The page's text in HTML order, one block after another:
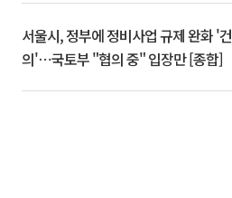
서울시, 정부에 정비사업 규제 완화 '건
의'⋯국토부 "협의 중" 입장만 [종합]